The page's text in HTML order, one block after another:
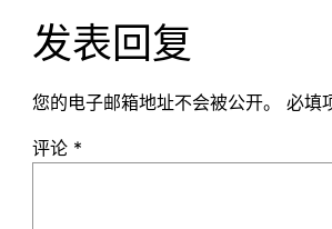
发表回复
您的电子邮箱地址不会被公开。 必填
评论 *